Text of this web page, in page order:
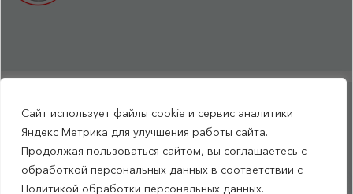
Сайт использует файлы cookie и сервис аналитики
Яндекс Метрика для улучшения работы сайта.
Продолжая пользоваться сайтом, вы соглашаетесь с
обработкой персональных данных в соответствии с
Политикой обработки персональных данных.
RSS-обновления Карта сайта
This site is protected by reCAPTCHA and the Google Privacy Policyand
Terms of Service apply (Этот сайт защищен reCAPTCHA, на нем
применимы Политика конфиденциальности и Условия использования